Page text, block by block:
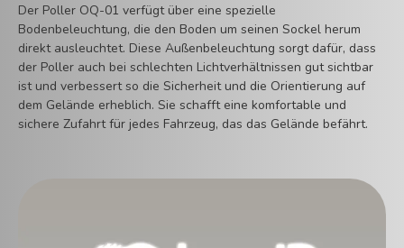
Der Poller OQ-01 verfügt über eine spezielle
Bodenbeleuchtung, die den Boden um seinen Sockel herum
direkt ausleuchtet. Diese Außenbeleuchtung sorgt dafür, dass
der Poller auch bei schlechten Lichtverhältnissen gut sichtbar
ist und verbessert so die Sicherheit und die Orientierung auf
dem Gelände erheblich. Sie schafft eine komfortable und
sichere Zufahrt für jedes Fahrzeug, das das Gelände befährt.